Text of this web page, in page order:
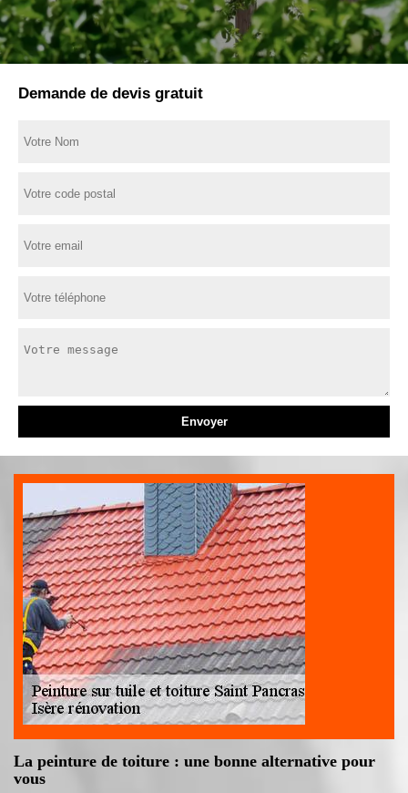
Demande de devis gratuit
La peinture de toiture : une bonne alternative pour
vous